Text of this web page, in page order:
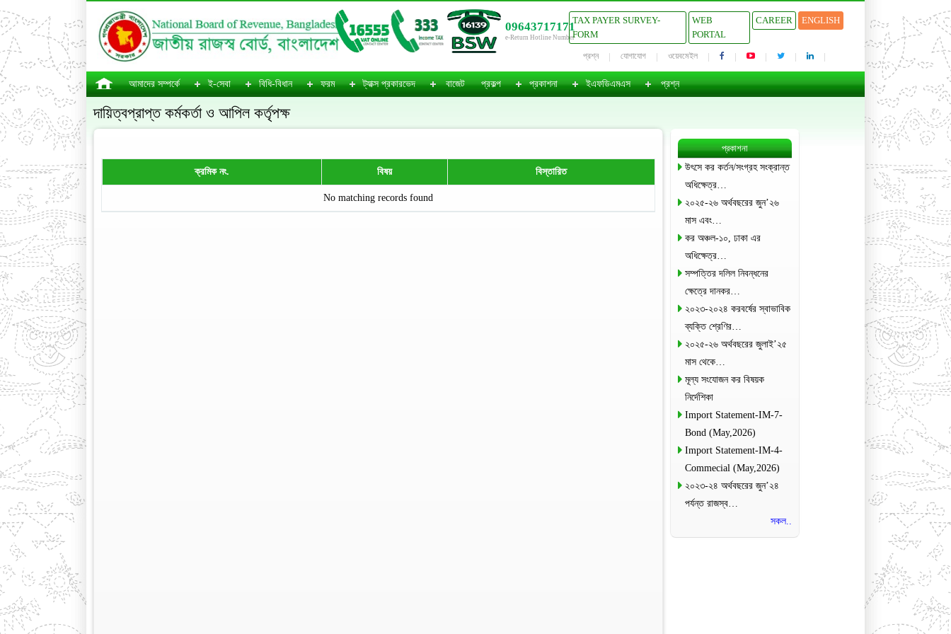
09643717171
e-Return Hotline Number
TAX PAYER SURVEY-
FORM
WEB
PORTAL
CAREER ENGLISH
প্রশ্ন যোগাযোগ ওয়েবমেইল
আমাদের সম্পর্কে ই-সেবা বিধি-বিধান ফরম ট্যাক্স প্রকারভেদ বাজেট প্রকল্প প্রকাশনা ইএফডিএমএস প্রশ্ন
দায়িত্বপ্রাপ্ত কর্মকর্তা ও আপিল কর্তৃপক্ষ
ক্রমিক নং. বিষয় বিস্তারিত
No matching records found
প্রকাশনা
উৎসে কর কর্তন/সংগ্রহ সংক্রান্ত
অধিক্ষেত্র…
২০২৫-২৬ অর্থবছরের জুন’২৬
মাস এবং…
কর অঞ্চল-১০, ঢাকা এর
অধিক্ষেত্র…
সম্পত্তির দলিল নিবন্ধনের
ক্ষেত্রে দানকর…
২০২৩-২০২৪ করবর্ষের স্বাভাবিক
ব্যক্তি শ্রেণির…
২০২৫-২৬ অর্থবছরের জুলাই’২৫
মাস থেকে…
মূল্য সংযোজন কর বিষয়ক
নির্দেশিকা
Import Statement-IM-7-
Bond (May,2026)
Import Statement-IM-4-
Commecial (May,2026)
২০২৩-২৪ অর্থবছরের জুন’২৪
পর্যন্ত রাজস্ব…
সকল..